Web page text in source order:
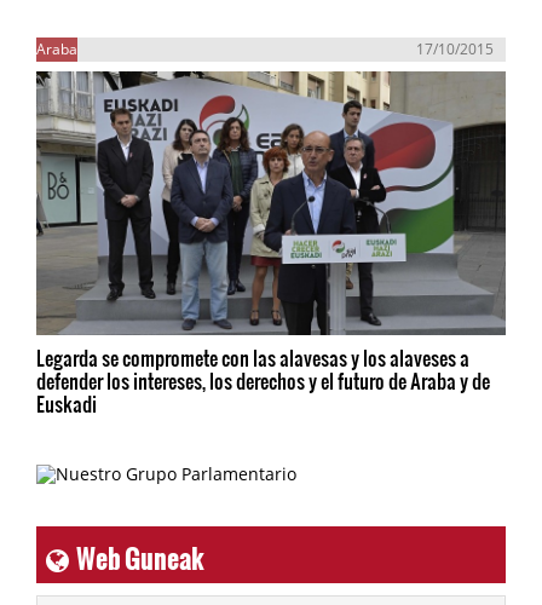
Araba 17/10/2015
Legarda se compromete con las alavesas y los alaveses a
defender los intereses, los derechos y el futuro de Araba y de
Euskadi
Web Guneak